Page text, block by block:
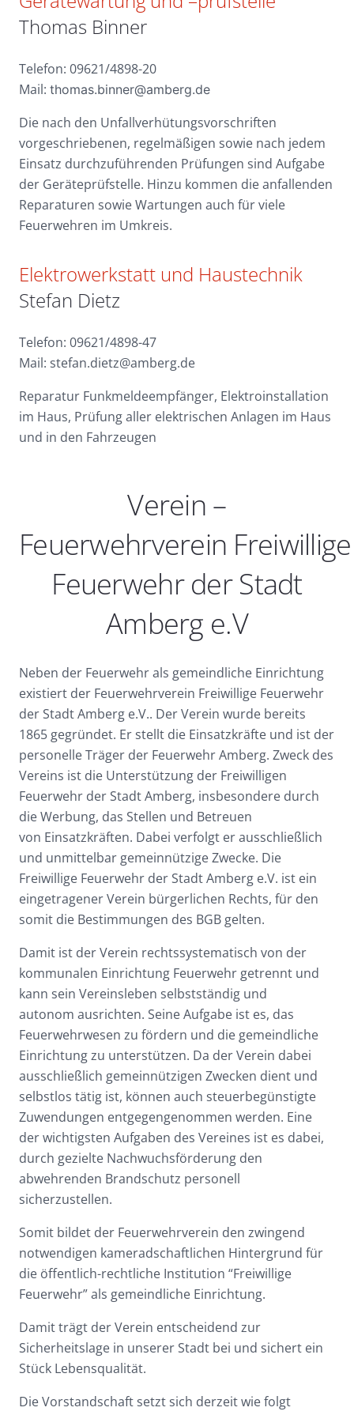
Thomas Binner
Telefon: 09621/4898-20
Mail: thomas.binner@amberg.de
Die nach den Unfallverhütungsvorschriften
vorgeschriebenen, regelmäßigen sowie nach jedem
Einsatz durchzuführenden Prüfungen sind Aufgabe
der Geräteprüfstelle. Hinzu kommen die anfallenden
Reparaturen sowie Wartungen auch für viele
Feuerwehren im Umkreis.
Elektrowerkstatt und Haustechnik
Stefan Dietz
Telefon: 09621/4898-47
Mail: stefan.dietz@amberg.de
Reparatur Funkmeldeempfänger, Elektroinstallation
im Haus, Prüfung aller elektrischen Anlagen im Haus
und in den Fahrzeugen
Verein –
Feuerwehrverein Freiwillige
Feuerwehr der Stadt
Amberg e.V
Neben der Feuerwehr als gemeindliche Einrichtung
existiert der Feuerwehrverein Freiwillige Feuerwehr
der Stadt Amberg e.V.. Der Verein wurde bereits
1865 gegründet. Er stellt die Einsatzkräfte und ist der
personelle Träger der Feuerwehr Amberg. Zweck des
Vereins ist die Unterstützung der Freiwilligen
Feuerwehr der Stadt Amberg, insbesondere durch
die Werbung, das Stellen und Betreuen
von Einsatzkräften. Dabei verfolgt er ausschließlich
und unmittelbar gemeinnützige Zwecke. Die
Freiwillige Feuerwehr der Stadt Amberg e.V. ist ein
eingetragener Verein bürgerlichen Rechts, für den
somit die Bestimmungen des BGB gelten.
Damit ist der Verein rechtssystematisch von der
kommunalen Einrichtung Feuerwehr getrennt und
kann sein Vereinsleben selbstständig und
autonom ausrichten. Seine Aufgabe ist es, das
Feuerwehrwesen zu fördern und die gemeindliche
Einrichtung zu unterstützen. Da der Verein dabei
ausschließlich gemeinnützigen Zwecken dient und
selbstlos tätig ist, können auch steuerbegünstigte
Zuwendungen entgegengenommen werden. Eine
der wichtigsten Aufgaben des Vereines ist es dabei,
durch gezielte Nachwuchsförderung den
abwehrenden Brandschutz personell
sicherzustellen.
Somit bildet der Feuerwehrverein den zwingend
notwendigen kameradschaftlichen Hintergrund für
die öffentlich-rechtliche Institution “Freiwillige
Feuerwehr” als gemeindliche Einrichtung.
Damit trägt der Verein entscheidend zur
Sicherheitslage in unserer Stadt bei und sichert ein
Stück Lebensqualität.
Die Vorstandschaft setzt sich derzeit wie folgt